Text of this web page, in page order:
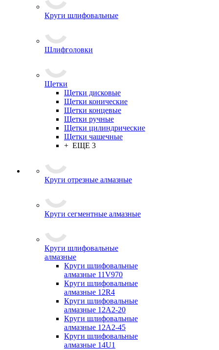
Круги шлифовальные
Шлифголовки
Щетки
Щетки дисковые
Щетки конические
Щетки концевые
Щетки ручные
Щетки цилиндрические
Щетки чашечные
+ ЕЩЕ 3
Круги отрезные алмазные
Круги сегментные алмазные
Круги шлифовальные
алмазные
Круги шлифовальные
алмазные 11V970
Круги шлифовальные
алмазные 12R4
Круги шлифовальные
алмазные 12А2-20
Круги шлифовальные
алмазные 12А2-45
Круги шлифовальные
алмазные 14U1